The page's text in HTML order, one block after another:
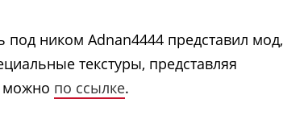
под ником Adnan4444 представил мод,
текстуры, представляя
можно по ссылке.